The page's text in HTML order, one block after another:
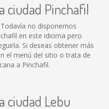
ciudad Pinchafil
no disponemos
en este idioma pero
Si deseas obtener más
el menú del sitio o trata de
a Pinchafil.
ciudad Lebu